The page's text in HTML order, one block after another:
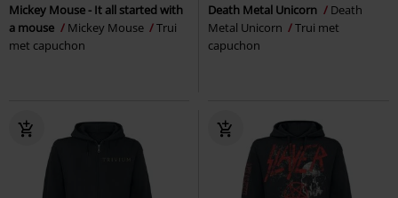
Mickey Mouse - It all started with
a mouse
Mickey Mouse
Trui
met capuchon
Death Metal Unicorn
Death
Metal Unicorn
Trui met
capuchon